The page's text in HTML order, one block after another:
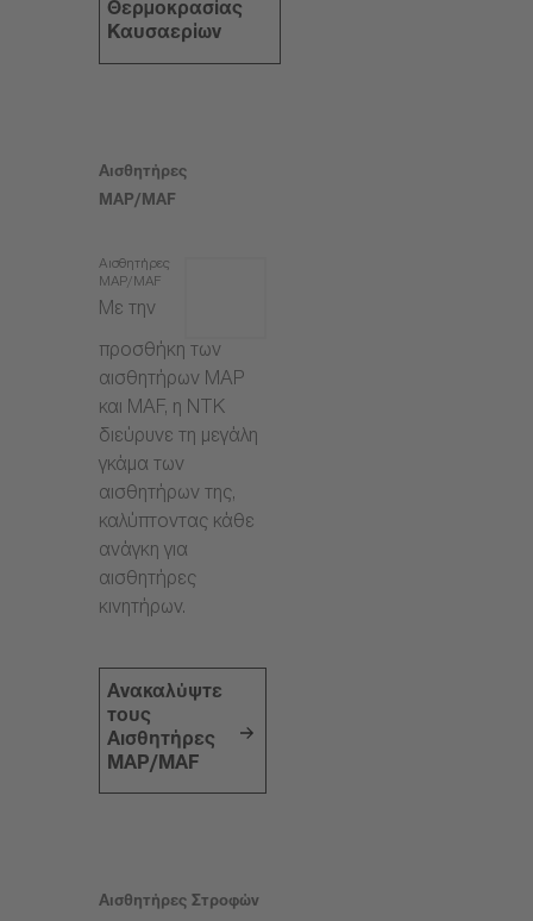
Θερμοκρασίας
Καυσαερίων
Αισθητήρες
MAP/MAF
Αισθητήρες
MAP/MAF
Με την
προσθήκη των
αισθητήρων MAP
και MAF, η NTK
διεύρυνε τη μεγάλη
γκάμα των
αισθητήρων της,
καλύπτοντας κάθε
ανάγκη για
αισθητήρες
κινητήρων.
Ανακαλύψτε
τους
Αισθητήρες
MAP/MAF
Αισθητήρες Στροφών